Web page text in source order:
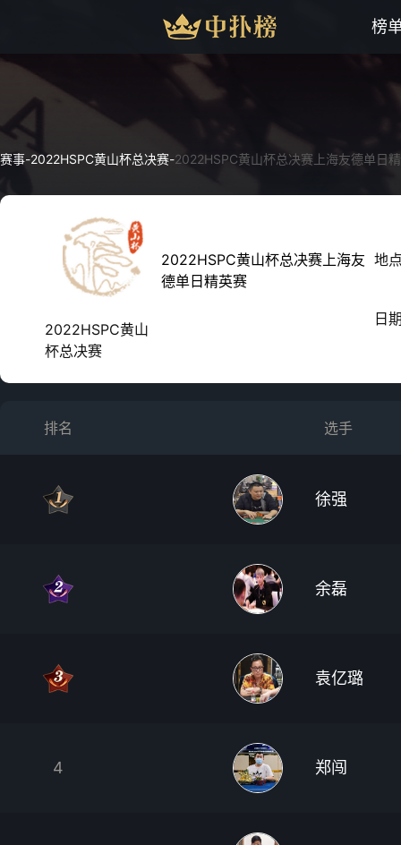
榜
赛事-2022HSPC黄山杯总决赛-2022HSPC黄山杯总决赛上海友德单日
2022HSPC黄山
杯总决赛
2022HSPC黄山杯总决赛上海友
德单日精英赛
地
日
排名 选手
徐强
余磊
袁亿璐
4 郑闯